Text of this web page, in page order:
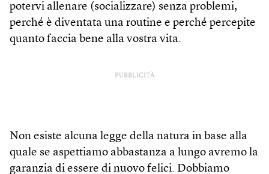
potervi allenare (socializzare) senza problemi,
perché è diventata una routine e perché percepite
quanto faccia bene alla vostra vita.
PUBBLICITÀ
Non esiste alcuna legge della natura in base alla
quale se aspettiamo abbastanza a lungo avremo la
garanzia di essere di nuovo felici. Dobbiamo